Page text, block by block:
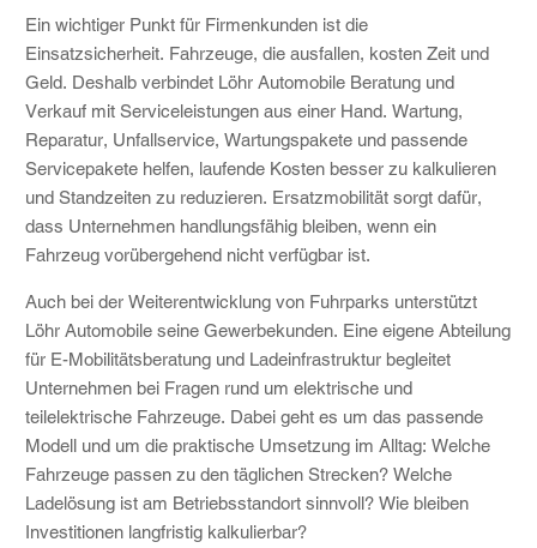
Ein wichtiger Punkt für Firmenkunden ist die
Einsatzsicherheit. Fahrzeuge, die ausfallen, kosten Zeit und
Geld. Deshalb verbindet Löhr Automobile Beratung und
Verkauf mit Serviceleistungen aus einer Hand. Wartung,
Reparatur, Unfallservice, Wartungspakete und passende
Servicepakete helfen, laufende Kosten besser zu kalkulieren
und Standzeiten zu reduzieren. Ersatzmobilität sorgt dafür,
dass Unternehmen handlungsfähig bleiben, wenn ein
Fahrzeug vorübergehend nicht verfügbar ist.
Auch bei der Weiterentwicklung von Fuhrparks unterstützt
Löhr Automobile seine Gewerbekunden. Eine eigene Abteilung
für E-Mobilitätsberatung und Ladeinfrastruktur begleitet
Unternehmen bei Fragen rund um elektrische und
teilelektrische Fahrzeuge. Dabei geht es um das passende
Modell und um die praktische Umsetzung im Alltag: Welche
Fahrzeuge passen zu den täglichen Strecken? Welche
Ladelösung ist am Betriebsstandort sinnvoll? Wie bleiben
Investitionen langfristig kalkulierbar?